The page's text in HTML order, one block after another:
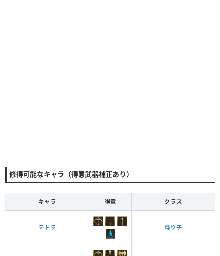
修得可能なキャラ（得意武器補正あり）
キャラ 得意 クラス
テトラ 踊り子